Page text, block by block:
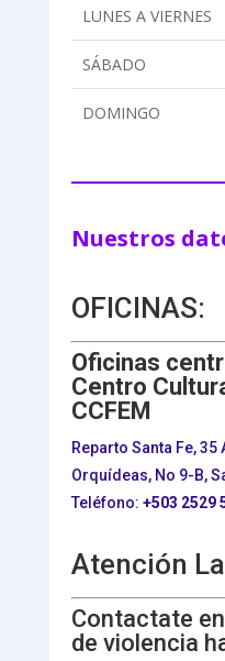
LUNES A VIERNES
SÁBADO
DOMINGO
Nuestros
OFICINAS:
Oficinas
Centro
CCFEM
Reparto Santa Fe,
Orquídeas, No 9-B,
Teléfono: +503 2529
Atención
Contactate
de violencia